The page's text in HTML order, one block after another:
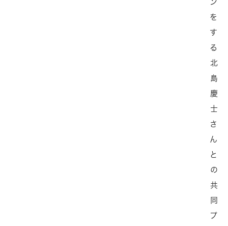
ン
を
す
る
北
島
慶
士
さ
ん
と
の
共
同
プ